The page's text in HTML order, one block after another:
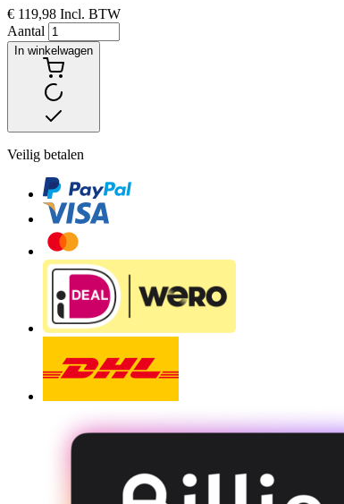
€ 119,98 Incl. BTW
Aantal
In winkelwagen
Veilig betalen